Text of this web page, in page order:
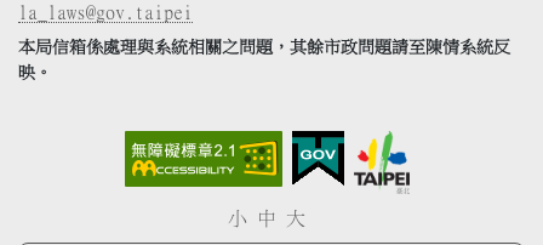
la_laws@gov.taipei
本局信箱係處理與系統相關之問題，其餘市政問題請至陳情系統反
映。
小 中 大